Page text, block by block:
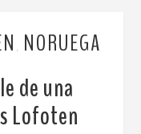
NORUEGA
de una
Lofoten